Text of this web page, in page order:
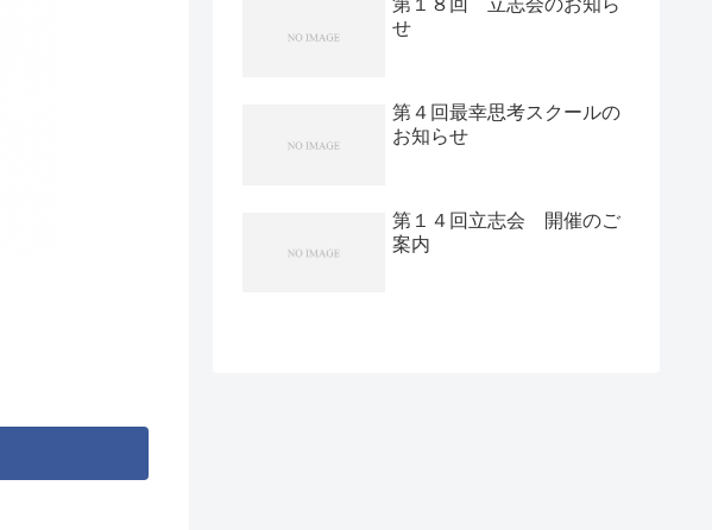
第１８回 立志会のお知ら
せ
第４回最幸思考スクールの
お知らせ
第１４回立志会 開催のご
案内